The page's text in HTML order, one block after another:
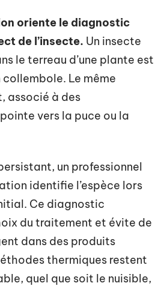
oriente le diagnostic
de l’insecte. Un insecte
le terreau d’une plante est
Le même
associé à des
vers la puce ou la
un professionnel
identifie l’espèce lors
Ce diagnostic
du traitement et évite de
dans des produits
thermiques restent
quel que soit le nuisible,